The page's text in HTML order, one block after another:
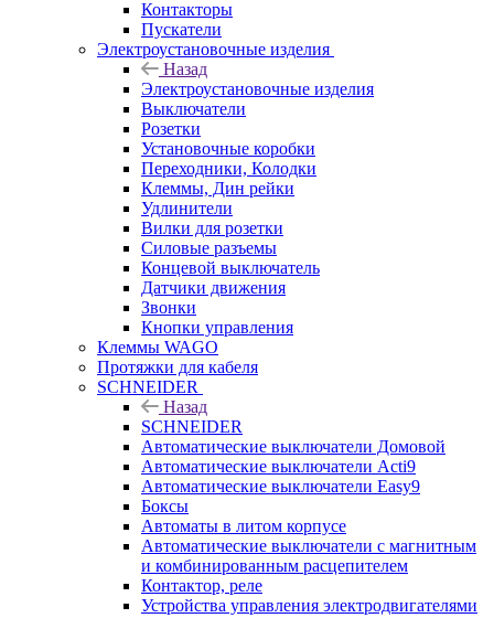
Контакторы
Пускатели
Электроустановочные изделия
Назад
Электроустановочные изделия
Выключатели
Розетки
Установочные коробки
Переходники, Колодки
Клеммы, Дин рейки
Удлинители
Вилки для розетки
Силовые разъемы
Концевой выключатель
Датчики движения
Звонки
Кнопки управления
Клеммы WAGO
Протяжки для кабеля
SCHNEIDER
Назад
SCHNEIDER
Автоматические выключатели Домовой
Автоматические выключатели Acti9
Автоматические выключатели Easy9
Боксы
Автоматы в литом корпусе
Автоматические выключатели с магнитным
и комбинированным расцепителем
Контактор, реле
Устройства управления электродвигателями